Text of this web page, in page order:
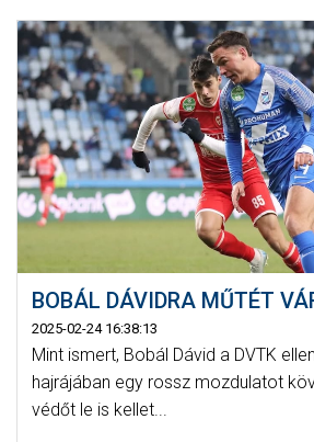
BOBÁL DÁVIDRA MŰTÉT
2025-02-24 16:38:13
Mint ismert, Bobál Dávid a DVTK
hajrájában egy rossz mozdulatot
védőt le is kellet...